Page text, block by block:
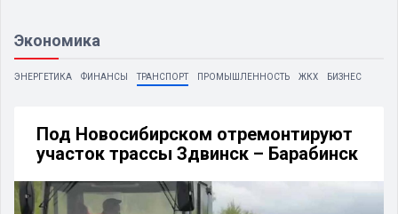
Экономика
ЭНЕРГЕТИКА ФИНАНСЫ ТРАНСПОРТ ПРОМЫШЛЕННОСТЬ ЖКХ БИЗНЕС
Под Новосибирском отремонтируют
участок трассы Здвинск – Барабинск